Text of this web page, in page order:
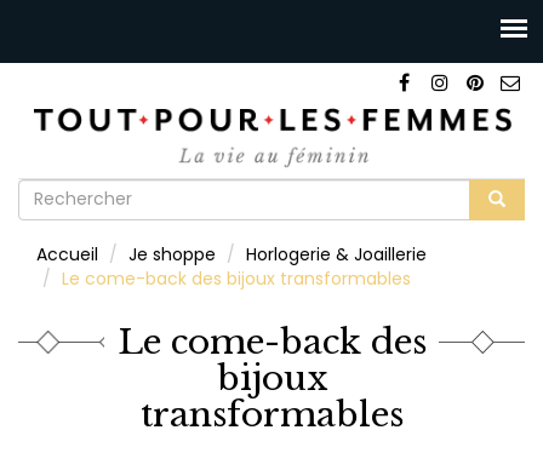
Formulaire
recherche
Accueil Je shoppe
Horlogerie & Joaillerie
Le come-back des bijoux transformables
Le come-back des
bijoux
transformables